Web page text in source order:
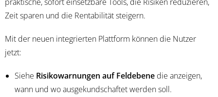
Zeit sparen und die Rentabilität steigern.
Mit der neuen integrierten Plattform können die Nutzer
jetzt:
Siehe Risikowarnungen auf Feldebene die anzeigen,
wann und wo ausgekundschaftet werden soll.